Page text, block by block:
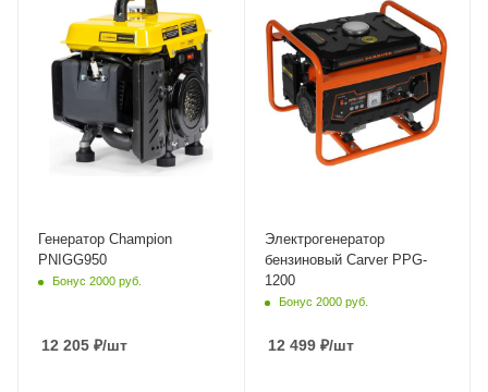
Генератор Champion
PNIGG950
Бонус 2000 руб.
12 205 ₽/шт
50 Гц
Электрогенератор
бензиновый Carver PPG-
1200
Бонус 2000 руб.
12 499₽/шт